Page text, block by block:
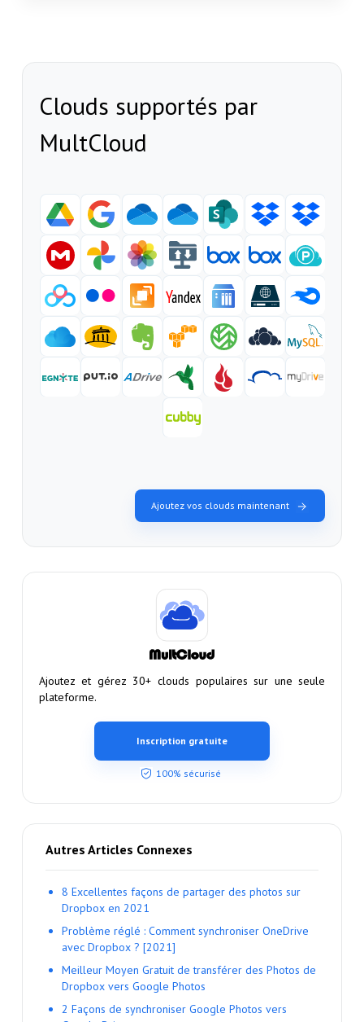
Clouds supportés par
MultCloud
Ajoutez vos clouds maintenant
Ajoutez et gérez 30+ clouds populaires sur une seule
plateforme.
Inscription gratuite
100% sécurisé
Autres Articles Connexes
8 Excellentes façons de partager des photos sur
Dropbox en 2021
Problème réglé : Comment synchroniser OneDrive
avec Dropbox ? [2021]
Meilleur Moyen Gratuit de transférer des Photos de
Dropbox vers Google Photos
2 Façons de synchroniser Google Photos vers